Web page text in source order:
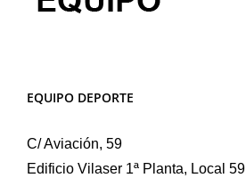
EQUIPO DEPORTE
C/ Aviación, 59
Edificio Vilaser 1ª Planta, Local 59